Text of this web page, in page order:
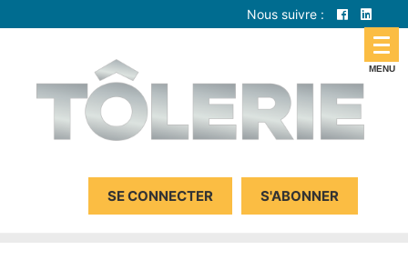
Nous suivre :
SE CONNECTER S'ABONNER